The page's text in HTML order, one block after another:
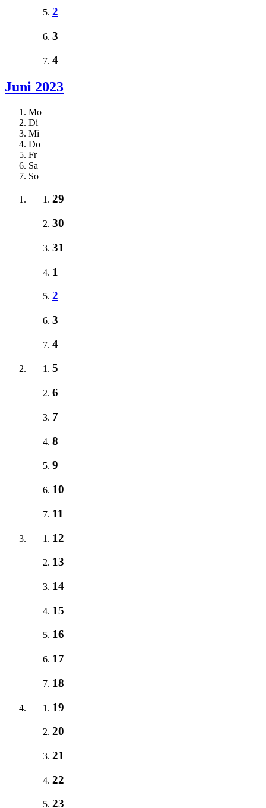
2
3
4
Juni 2023
Mo
Di
Mi
Do
Fr
Sa
So
29
30
31
1
2
3
4
5
6
7
8
9
10
11
12
13
14
15
16
17
18
19
20
21
22
23